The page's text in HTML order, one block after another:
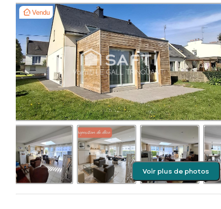
Vendu
Voir plus de photos